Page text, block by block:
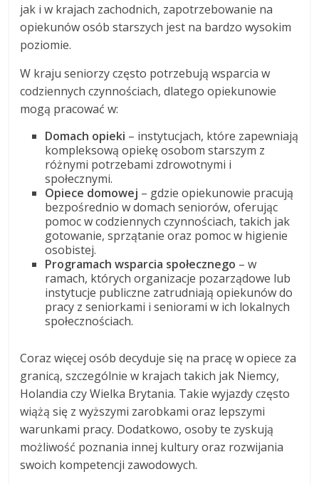
jak i w krajach zachodnich, zapotrzebowanie na
opiekunów osób starszych jest na bardzo wysokim
poziomie.
W kraju seniorzy często potrzebują wsparcia w
codziennych czynnościach, dlatego opiekunowie
mogą pracować w:
Domach opieki – instytucjach, które zapewniają
kompleksową opiekę osobom starszym z
różnymi potrzebami zdrowotnymi i
społecznymi.
Opiece domowej – gdzie opiekunowie pracują
bezpośrednio w domach seniorów, oferując
pomoc w codziennych czynnościach, takich jak
gotowanie, sprzątanie oraz pomoc w higienie
osobistej.
Programach wsparcia społecznego – w
ramach, których organizacje pozarządowe lub
instytucje publiczne zatrudniają opiekunów do
pracy z seniorkami i seniorami w ich lokalnych
społecznościach.
Coraz więcej osób decyduje się na pracę w opiece za
granicą, szczególnie w krajach takich jak Niemcy,
Holandia czy Wielka Brytania. Takie wyjazdy często
wiążą się z wyższymi zarobkami oraz lepszymi
warunkami pracy. Dodatkowo, osoby te zyskują
możliwość poznania innej kultury oraz rozwijania
swoich kompetencji zawodowych.